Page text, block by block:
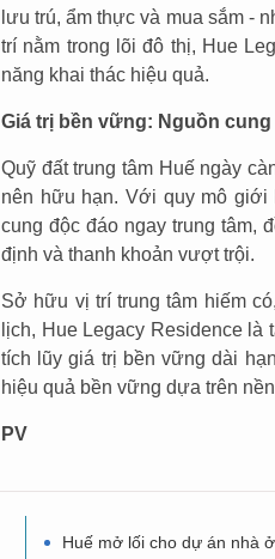
lưu trú, ẩm thực và mua sắm -
trí nằm trong lõi đô thị, Hue
năng khai thác hiệu quả.
Giá trị bền vững: Nguồn
Quỹ đất trung tâm Huế ngày
nên hữu hạn. Với quy mô giới
cung độc đáo ngay trung tâm,
định và thanh khoản vượt trội.
Sở hữu vị trí trung tâm hiếm
lịch, Hue Legacy Residence
tích lũy giá trị bền vững dài
hiệu quả bền vững dựa trên
PV
Huế mở lối cho dự án nhà